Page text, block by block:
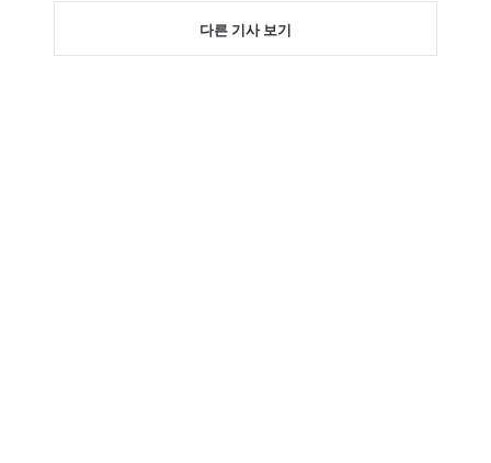
다른 기사 보기